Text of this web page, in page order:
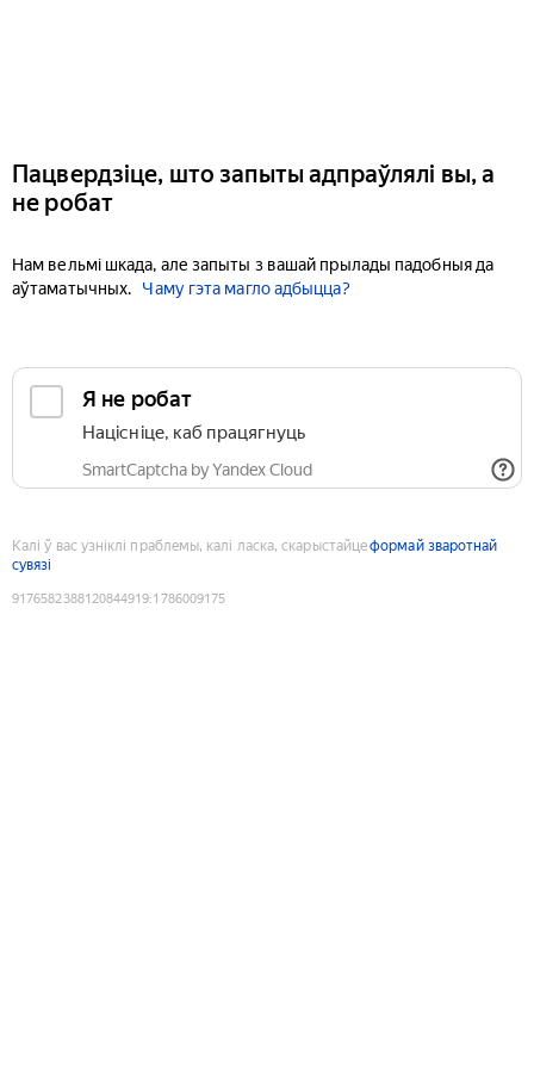
Пацвердзіце, што запыты адпраўлялі вы, а
не робат
Нам вельмі шкада, але запыты з вашай прылады падобныя да
аўтаматычных.
Чаму гэта магло адбыцца?
Я не робат
Націсніце, каб працягнуць
SmartCaptcha by Yandex Cloud
Калі ў вас узніклі праблемы, калі ласка, скарыстайцеформай зваротнай
сувязі
9176582388120844919:1786009175